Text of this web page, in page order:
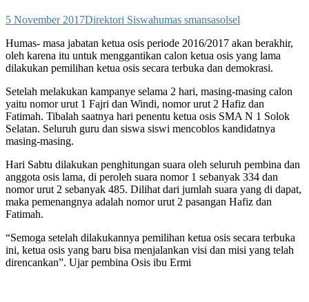
5 November 2017Direktori Siswahumas smansasolsel
Humas- masa jabatan ketua osis periode 2016/2017 akan berakhir,
oleh karena itu untuk menggantikan calon ketua osis yang lama
dilakukan pemilihan ketua osis secara terbuka dan demokrasi.
Setelah melakukan kampanye selama 2 hari, masing-masing calon
yaitu nomor urut 1 Fajri dan Windi, nomor urut 2 Hafiz dan
Fatimah. Tibalah saatnya hari penentu ketua osis SMA N 1 Solok
Selatan. Seluruh guru dan siswa siswi mencoblos kandidatnya
masing-masing.
Hari Sabtu dilakukan penghitungan suara oleh seluruh pembina dan
anggota osis lama, di peroleh suara nomor 1 sebanyak 334 dan
nomor urut 2 sebanyak 485. Dilihat dari jumlah suara yang di dapat,
maka pemenangnya adalah nomor urut 2 pasangan Hafiz dan
Fatimah.
“Semoga setelah dilakukannya pemilihan ketua osis secara terbuka
ini, ketua osis yang baru bisa menjalankan visi dan misi yang telah
direncankan”. Ujar pembina Osis ibu Ermi